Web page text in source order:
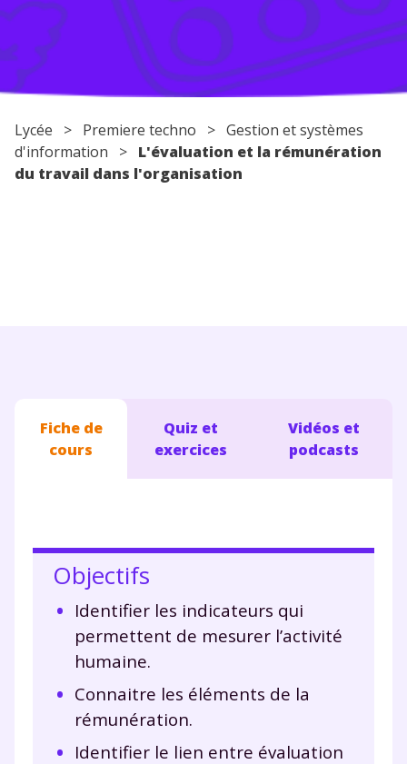
Conseils pour les parents
Lycée > Premiere techno > Gestion et systèmes
d'information > L'évaluation et la rémunération
du travail dans l'organisation
Fiche de
cours
Quiz et
exercices
Vidéos et
podcasts
Objectifs
Identifier les indicateurs qui
permettent de mesurer l’activité
humaine.
Connaitre les éléments de la
rémunération.
Identifier le lien entre évaluation